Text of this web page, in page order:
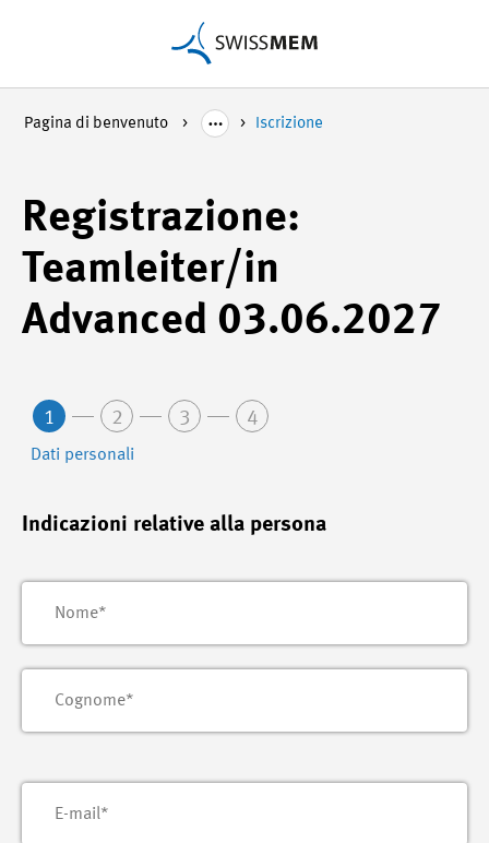
Pagina di benvenuto Iscrizione
Registrazione:
Teamleiter/in
Advanced 03.06.2027
1 2 3 4
Dati personali
Indicazioni relative alla persona